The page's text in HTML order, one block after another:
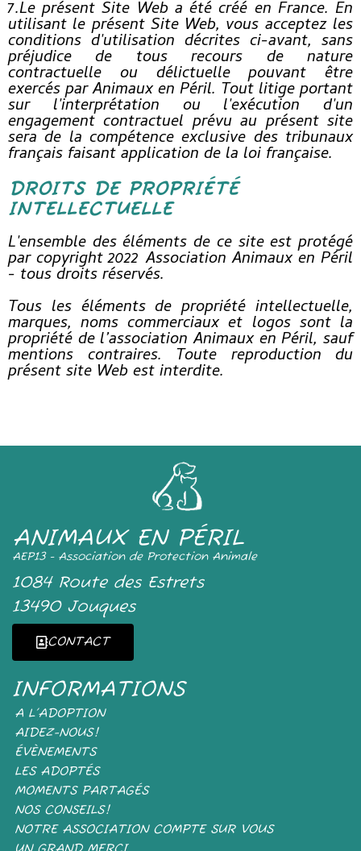
7.Le présent Site Web a été créé en France. En
utilisant le présent Site Web, vous acceptez les
conditions d'utilisation décrites ci-avant, sans
préjudice de tous recours de nature
contractuelle ou délictuelle pouvant être
exercés par Animaux en Péril. Tout litige portant
sur l'interprétation ou l'exécution d'un
engagement contractuel prévu au présent site
sera de la compétence exclusive des tribunaux
français faisant application de la loi française.
DROITS DE PROPRIÉTÉ
INTELLECTUELLE
L'ensemble des éléments de ce site est protégé
par copyright 2022 Association Animaux en Péril
- tous droits réservés.
Tous les éléments de propriété intellectuelle,
marques, noms commerciaux et logos sont la
propriété de l’association Animaux en Péril, sauf
mentions contraires. Toute reproduction du
présent site Web est interdite.
ANIMAUX EN PÉRIL
AEP13 - Association de Protection Animale
1084 Route des Estrets
13490 Jouques
CONTACT
INFORMATIONS
A L’ADOPTION
AIDEZ-NOUS!
ÉVÈNEMENTS
LES ADOPTÉS
MOMENTS PARTAGÉS
NOS CONSEILS!
NOTRE ASSOCIATION COMPTE SUR VOUS